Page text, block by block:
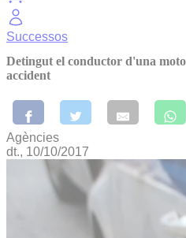
Successos
Detingut el conductor d'una
accident
Agències
dt., 10/10/2017